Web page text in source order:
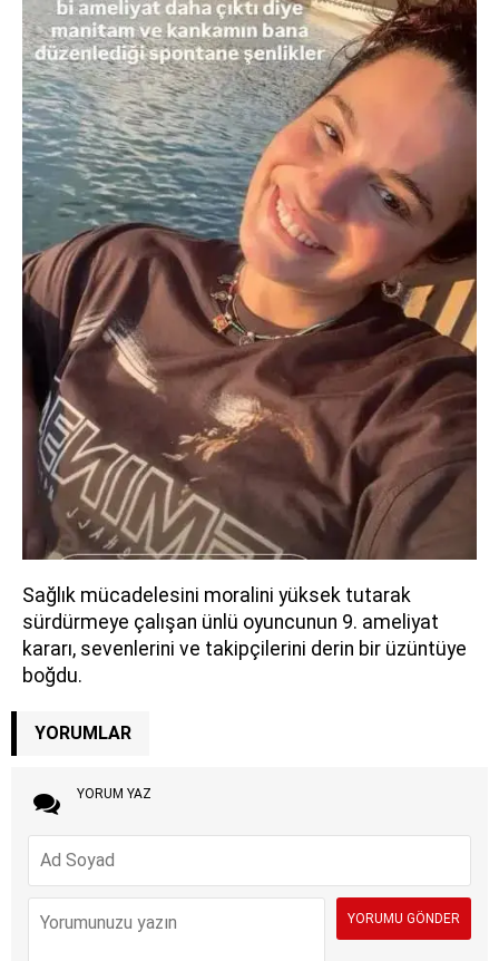
Sağlık mücadelesini moralini yüksek tutarak
sürdürmeye çalışan ünlü oyuncunun 9. ameliyat
kararı, sevenlerini ve takipçilerini derin bir üzüntüye
boğdu.
YORUMLAR
YORUM YAZ